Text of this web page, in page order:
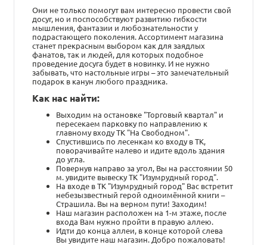
Они не только помогут вам интересно провести свой
досуг, но и поспособствуют развитию гибкости
мышления, фантазии и любознательности у
подрастающего поколения. Ассортимент магазина
станет прекрасным выбором как для заядлых
фанатов, так и людей, для которых подобное
проведение досуга будет в новинку. И не нужно
забывать, что настольные игры – это замечательный
подарок в канун любого праздника.
Как нас найти:
Выходим на остановке "Торговый квартал" и
пересекаем парковку по направлению к
главному входу ТК "На Свободном".
Спустившись по лесенкам ко входу в ТК,
поворачивайте налево и идите вдоль здания
до угла.
Повернув направо за угол, Вы на расстоянии 50
м. увидите вывеску ТК "Изумрудный город".
На входе в ТК "Изумрудный город" Вас встретит
небезызвестный герой одноимённой книги –
Страшила. Вы на верном пути! Заходим!
Наш магазин расположен на 1-м этаже, после
входа Вам нужно пройти в правую аллею.
Идти до конца аллеи, в конце которой слева
Вы увидите наш магазин. Добро пожаловать!